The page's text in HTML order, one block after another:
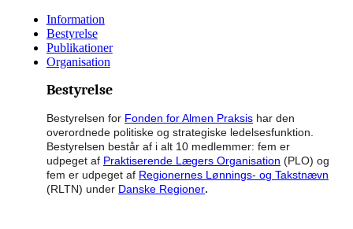
Information
Bestyrelse
Publikationer
Organisation
Bestyrelse
Bestyrelsen for Fonden for Almen Praksis har den
overordnede politiske og strategiske ledelsesfunktion.
Bestyrelsen består af i alt 10 medlemmer: fem er
udpeget af Praktiserende Lægers Organisation (PLO) og
fem er udpeget af Regionernes Lønnings- og Takstnævn
(RLTN) under Danske Regioner.